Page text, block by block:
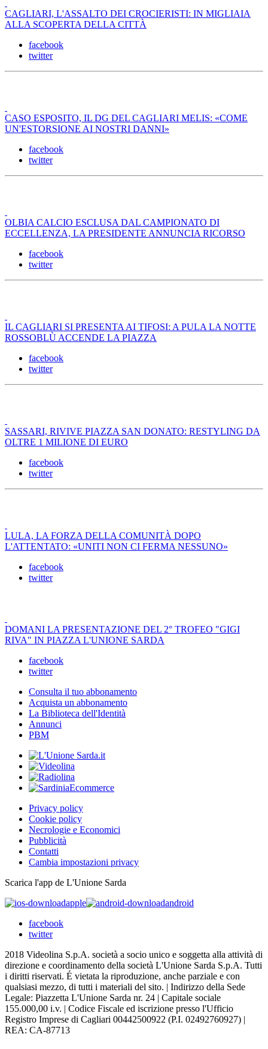
CAGLIARI, L'ASSALTO DEI CROCIERISTI: IN MIGLIAIA
ALLA SCOPERTA DELLA CITTÀ
facebook
twitter
CASO ESPOSITO, IL DG DEL CAGLIARI MELIS: «COME
UN'ESTORSIONE AI NOSTRI DANNI»
facebook
twitter
OLBIA CALCIO ESCLUSA DAL CAMPIONATO DI
ECCELLENZA, LA PRESIDENTE ANNUNCIA RICORSO
facebook
twitter
IL CAGLIARI SI PRESENTA AI TIFOSI: A PULA LA NOTTE
ROSSOBLÙ ACCENDE LA PIAZZA
facebook
twitter
SASSARI, RIVIVE PIAZZA SAN DONATO: RESTYLING DA
OLTRE 1 MILIONE DI EURO
facebook
twitter
LULA, LA FORZA DELLA COMUNITÀ DOPO
L'ATTENTATO: «UNITI NON CI FERMA NESSUNO»
facebook
twitter
DOMANI LA PRESENTAZIONE DEL 2° TROFEO "GIGI
RIVA" IN PIAZZA L'UNIONE SARDA
facebook
twitter
Consulta il tuo abbonamento
Acquista un abbonamento
La Biblioteca dell'Identità
Annunci
PBM
Privacy policy
Cookie policy
Necrologie e Economici
Pubblicità
Contatti
Cambia impostazioni privacy
Scarica l'app de L'Unione Sarda
apple
android
facebook
twitter
2018 Videolina S.p.A. società a socio unico e soggetta alla attività di
direzione e coordinamento della società L'Unione Sarda S.p.A. Tutti
i diritti riservati. É vietata la riproduzione, anche parziale e con
qualsiasi mezzo, di tutti i materiali del sito. | Indirizzo della Sede
Legale: Piazzetta L'Unione Sarda nr. 24 | Capitale sociale
155.000,00 i.v. | Codice Fiscale ed iscrizione presso l'Ufficio
Registro Imprese di Cagliari 00442500922 (P.I. 02492760927) |
REA: CA-87713